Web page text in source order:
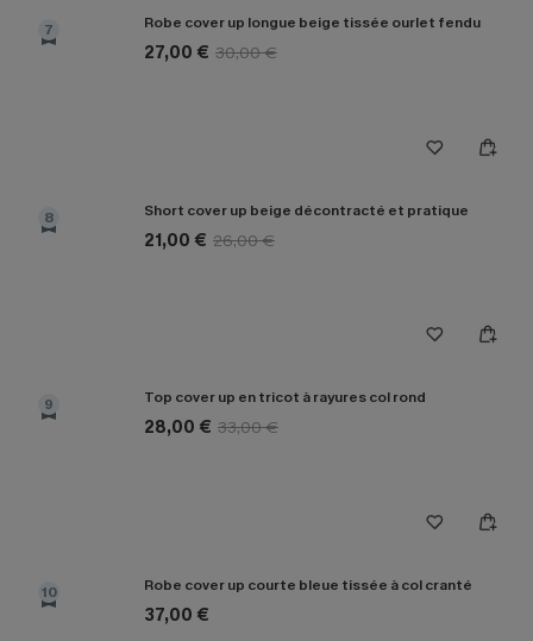
7 Robe cover up longue beige tissée ourlet fendu
27,00 € 30,00 €
8 Short cover up beige décontracté et pratique
21,00 € 26,00 €
9 Top cover up en tricot à rayures col rond
28,00 € 33,00 €
10 Robe cover up courte bleue tissée à col cranté
37,00 €